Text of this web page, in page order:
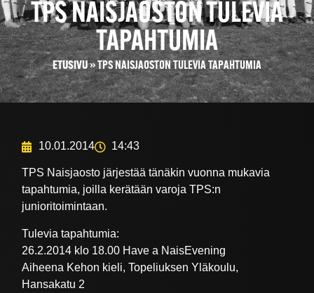
TPS NAISJAOSTON TULEVIA
TAPAHTUMIA
ETUSIVU»TPS NAISJAOSTON TULEVIA TAPAHTUMIA
10.01.2014 14:43
TPS Naisjaosto järjestää tänäkin vuonna mukavia
tapahtumia, joilla kerätään varoja TPS:n
junioritoimintaan.
Tulevia tapahtumia:
26.2.2014 klo 18.00 Have a NaisEvening
Aiheena Kehon kieli, Topeliuksen Yläkoulu,
Hansakatu 2